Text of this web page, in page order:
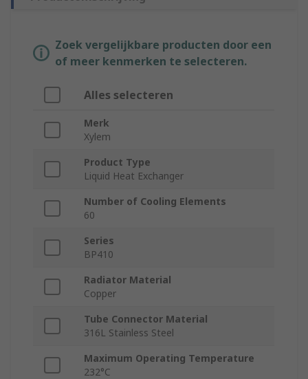
Zoek vergelijkbare producten door een
of meer kenmerken te selecteren.
Alles selecteren
Merk
Xylem
Product Type
Liquid Heat Exchanger
Number of Cooling Elements
60
Series
BP410
Radiator Material
Copper
Tube Connector Material
316L Stainless Steel
Maximum Operating Temperature
232°C